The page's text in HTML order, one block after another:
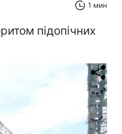
1 мин
підопічних